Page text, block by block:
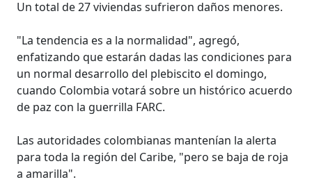
Un total de 27 viviendas sufrieron daños menores.
"La tendencia es a la normalidad", agregó,
enfatizando que estarán dadas las condiciones para
un normal desarrollo del plebiscito el domingo,
cuando Colombia votará sobre un histórico acuerdo
de paz con la guerrilla FARC.
Las autoridades colombianas mantenían la alerta
para toda la región del Caribe, "pero se baja de roja
a amarilla".